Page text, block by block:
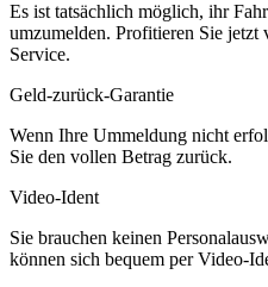
Es ist tatsächlich möglich, ihr
umzumelden. Profitieren Sie jetzt
Service.
Geld-zurück-Garantie
Wenn Ihre Ummeldung nicht
Sie den vollen Betrag zurück.
Video-Ident
Sie brauchen keinen
können sich bequem per Video-